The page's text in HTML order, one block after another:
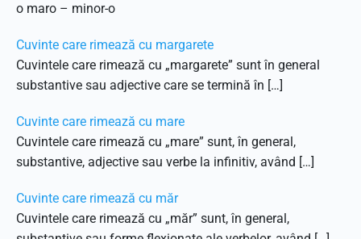
o maro – minor-o
Cuvinte care rimează cu margarete
Cuvintele care rimează cu „margarete” sunt în general
substantive sau adjective care se termină în […]
Cuvinte care rimează cu mare
Cuvintele care rimează cu „mare” sunt, în general,
substantive, adjective sau verbe la infinitiv, având […]
Cuvinte care rimează cu măr
Cuvintele care rimează cu „măr” sunt, în general,